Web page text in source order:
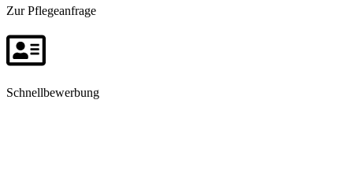
Zur Pflegeanfrage
Schnellbewerbung